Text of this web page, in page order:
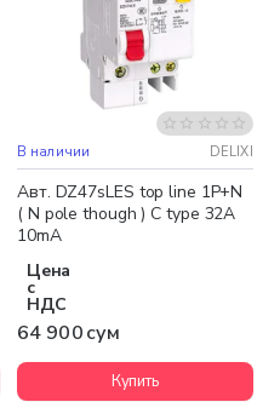
В наличии DELIXI
Авт. DZ47sLES top line 1P+N
( N pole though ) C type 32A
10mA
Цена
с
НДС
64 900 сум
Купить